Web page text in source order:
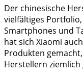
Der chinesische
vielfältiges
Smartphones und
hat sich Xiaomi
Produkten
Herstellern